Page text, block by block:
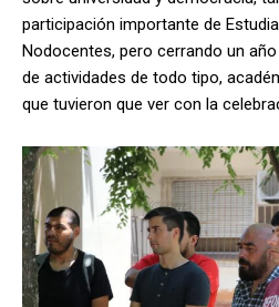
participación importante de
Nodocentes, pero cerrando un
de actividades de todo tipo,
que tuvieron que ver con la